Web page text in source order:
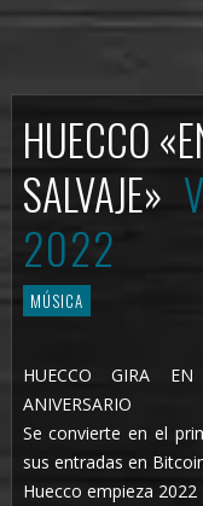
HUECCO
SALVAJE»
2022
MÚSICA
HUECCO GIRA
ANIVERSARIO
Se convierte en el
sus entradas en
Huecco empieza